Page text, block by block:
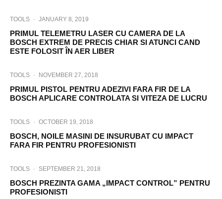
TOOLS · JANUARY 8, 2019
PRIMUL TELEMETRU LASER CU CAMERA DE LA
BOSCH EXTREM DE PRECIS CHIAR SI ATUNCI CAND
ESTE FOLOSIT ÎN AER LIBER
TOOLS · NOVEMBER 27, 2018
PRIMUL PISTOL PENTRU ADEZIVI FARA FIR DE LA
BOSCH APLICARE CONTROLATA SI VITEZA DE LUCRU
TOOLS · OCTOBER 19, 2018
BOSCH, NOILE MASINI DE INSURUBAT CU IMPACT
FARA FIR PENTRU PROFESIONISTI
TOOLS · SEPTEMBER 21, 2018
BOSCH PREZINTA GAMA „IMPACT CONTROL” PENTRU
PROFESIONISTI